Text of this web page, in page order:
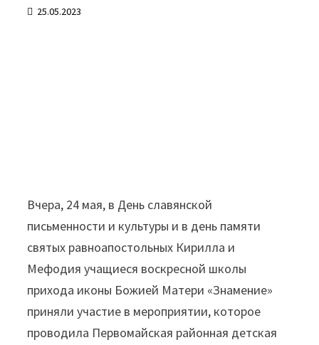
25.05.2023
Вчера, 24 мая, в День славянской
письменности и культуры и в день памяти
святых равноапостольных Кирилла и
Мефодия учащиеся воскресной школы
прихода иконы Божией Матери «Знамение»
приняли участие в мероприятии, которое
проводила Первомайская районная детская